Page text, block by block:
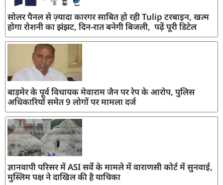
सोलर पैनल से ज़्यादा कारगर साबित हो रही Tulip टरबाइन, खत्म
होगा रोशनी का झंझट, दिन-रात बनेगी बिजली, पढ़ें पूरी डिटेल
बाड़मेर के पूर्व विधायक मेवाराम जैन पर रेप के आरोप, पुलिस
अधिकारियों समेत 9 लोगों पर मामला दर्ज
ज्ञानवापी परिसर में ASI सर्वे के मामले में वाराणसी कोर्ट में सुनवाई,
मुस्लिम पक्ष ने दाखिल की है याचिका